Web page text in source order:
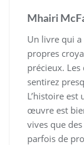
Mhairi
Un livre qui
propres
précieux.
sentirez
L’histoire
œuvre est
vives que
parfois de